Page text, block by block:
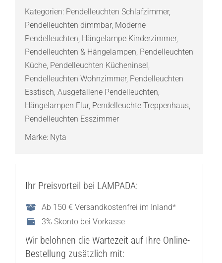
Kategorien: Pendelleuchten Schlafzimmer,
Pendelleuchten dimmbar, Moderne
Pendelleuchten, Hängelampe Kinderzimmer,
Pendelleuchten & Hängelampen, Pendelleuchten
Küche, Pendelleuchten Kücheninsel,
Pendelleuchten Wohnzimmer, Pendelleuchten
Esstisch, Ausgefallene Pendelleuchten,
Hängelampen Flur, Pendelleuchte Treppenhaus,
Pendelleuchten Esszimmer
Marke: Nyta
Ihr Preisvorteil bei LAMPADA:
Ab 150 € Versandkostenfrei im Inland*
3% Skonto bei Vorkasse
Wir belohnen die Wartezeit auf Ihre Online-
Bestellung zusätzlich mit: